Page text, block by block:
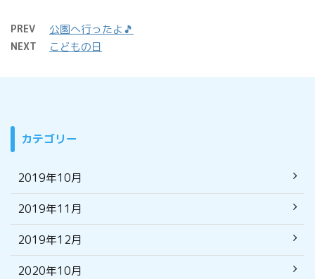
PREV 公園へ行ったよ🎵
NEXT こどもの日
カテゴリー
2019年10月
2019年11月
2019年12月
2020年10月